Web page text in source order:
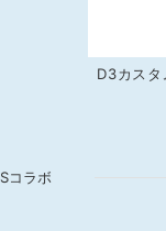
コラボ
D3カス